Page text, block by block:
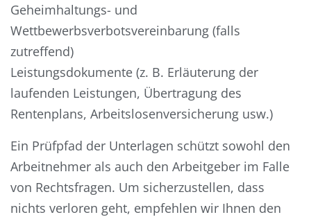
Geheimhaltungs- und
Wettbewerbsverbotsvereinbarung (falls
zutreffend)
Leistungsdokumente (z. B. Erläuterung der
laufenden Leistungen, Übertragung des
Rentenplans, Arbeitslosenversicherung usw.)
Ein Prüfpfad der Unterlagen schützt sowohl den
Arbeitnehmer als auch den Arbeitgeber im Falle
von Rechtsfragen. Um sicherzustellen, dass
nichts verloren geht, empfehlen wir Ihnen den